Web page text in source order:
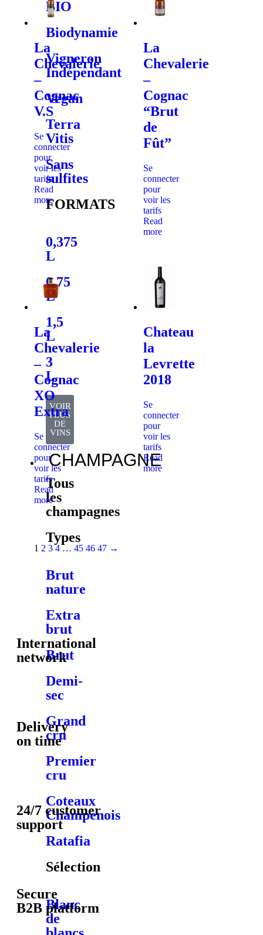
BIO
Biodynamie
Vigneron
Indépendant
Vegan
Terra
Vitis
Sans
sulfites
FORMATS
0,375
L
0,75
L
1,5
L
3
L
VOIR
PLUS
DE
VINS
CHAMPAGNE
Tous
les
champagnes
Types
Brut
nature
Extra
brut
Brut
Demi-
sec
Grand
cru
Premier
cru
Coteaux
Champenois
Ratafia
Sélection
Blanc
de
La
Chevalerie
–
Cognac
V.S
Se
connecter
pour
voir les
tarifs
Read
more
La
Chevalerie
–
Cognac
“Brut
de
Fût”
Se
connecter
pour
voir les
tarifs
Read
more
La
Chevalerie
–
Cognac
XO
Extra
Se
connecter
pour
voir les
tarifs
Read
more
Chateau
la
Levrette
2018
Se
connecter
pour
voir les
tarifs
Read
more
1 2 3 4 … 45 46 47 →
International
network
Delivery
on time
24/7 customer
support
Secure
B2B platform